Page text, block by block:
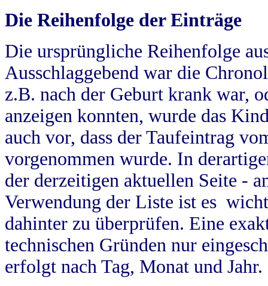
Die Reihenfolge der Einträge
Die ursprüngliche Reihenfolge
Ausschlaggebend war die
z.B. nach der Geburt krank war,
anzeigen konnten, wurde das
auch vor, dass der Taufeintrag
vorgenommen wurde. In
der derzeitigen aktuellen Seite -
Verwendung der Liste ist es
dahinter zu überprüfen. Eine
technischen Gründen nur
erfolgt nach Tag, Monat und Jahr.